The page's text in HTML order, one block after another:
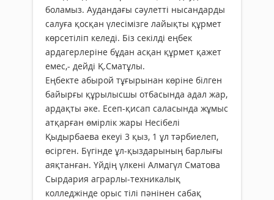
боламыз. Аудандағы сәулетті нысандарды
салуға қосқан үлесімізге лайықты құрмет
көрсетіліп келеді. Біз секілді еңбек
ардагерлеріне бұдан асқан құрмет қажет
емес,- дейді Қ.Сматұлы.
Еңбекте абырой тұғырынан көріне білген
байырғы құрылысшы отбасында адал жар,
ардақты әке. Есеп-қисап саласында жұмыс
атқарған өмірлік жары Несібелі
Қыдырбаева екеуі 3 қыз, 1 ұл тәрбиелеп,
өсірген. Бүгінде ұл-қыздарының барлығы
аяқтанған. Үйдің үлкені Алмагүл Сматова
Сырдария аграрлы-техникалық
колледжінде орыс тілі пәнінен сабақ